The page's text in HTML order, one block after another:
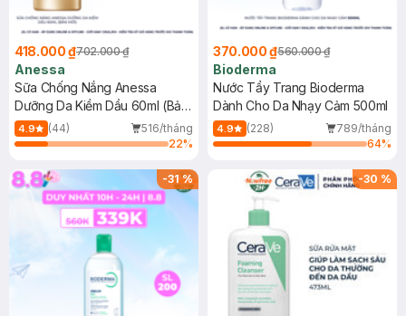
418.000 ₫702.000 ₫
Anessa
Sữa Chống Nắng Anessa
Dưỡng Da Kiềm Dầu 60ml (Bản
Mới)
4.9 (44)
516/tháng
22%
370.000 ₫560.000 ₫
Bioderma
Nước Tẩy Trang Bioderma
Dành Cho Da Nhạy Cảm 500ml
4.9 (228)
789/tháng
64%
-31% -30 %